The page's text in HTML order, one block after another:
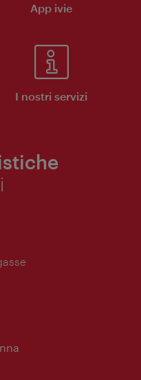
App ivie
I nostri servizi